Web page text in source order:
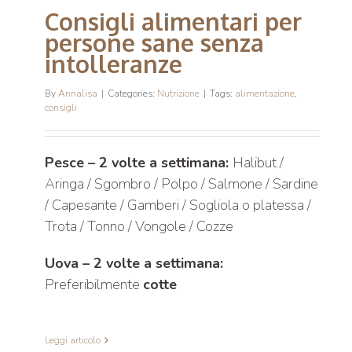
Consigli alimentari per
persone sane senza
intolleranze
ByAnnalisa | Categories: Nutrizione | Tags: alimentazione,
consigli
Pesce – 2 volte a settimana: Halibut /
Aringa / Sgombro / Polpo / Salmone / Sardine
/ Capesante / Gamberi / Sogliola o platessa /
Trota / Tonno / Vongole / Cozze
Uova – 2 volte a settimana:
Preferibilmente cotte
Leggi articolo